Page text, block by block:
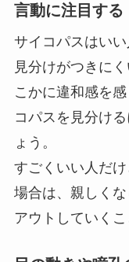
言動に注目する
サイコパスはい
見分けがつきに
こかに違和感を
コパスを見分け
ょう。
すごくいい人だ
場合は、親しく
アウトしていくこ